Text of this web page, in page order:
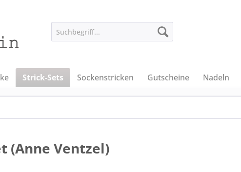
Strick-Sets Sockenstricken Gutscheine Nadeln
(Anne Ventzel)